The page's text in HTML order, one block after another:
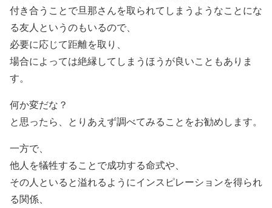
付き合うことで旦那さんを取られてしまうようなことにな
る友人というのもいるので、
必要に応じて距離を取り、
場合によっては絶縁してしまうほうが良いこともありま
す。
何か変だな？
と思ったら、とりあえず調べてみることをお勧めします。
一方で、
他人を犠牲することで成功する命式や、
その人といると溢れるようにインスピレーションを得られ
る関係、